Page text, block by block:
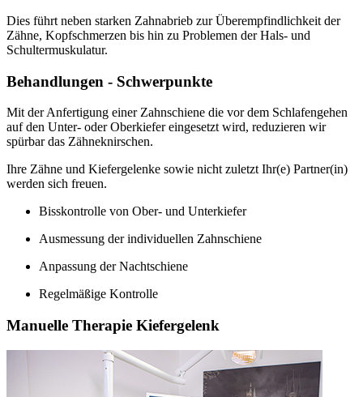
Dies führt neben starken Zahnabrieb zur Überempfindlichkeit der
Zähne, Kopfschmerzen bis hin zu Problemen der Hals- und
Schultermuskulatur.
Behandlungen - Schwerpunkte
Mit der Anfertigung einer Zahnschiene die vor dem Schlafengehen
auf den Unter- oder Oberkiefer eingesetzt wird, reduzieren wir
spürbar das Zähneknirschen.
Ihre Zähne und Kiefergelenke sowie nicht zuletzt Ihr(e) Partner(in)
werden sich freuen.
Bisskontrolle von Ober- und Unterkiefer
Ausmessung der individuellen Zahnschiene
Anpassung der Nachtschiene
Regelmäßige Kontrolle
Manuelle Therapie Kiefergelenk